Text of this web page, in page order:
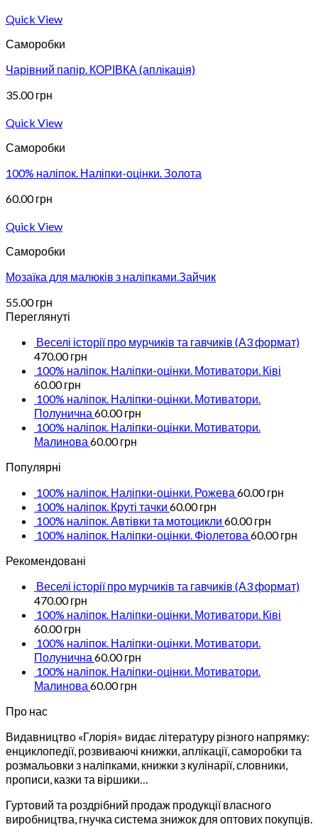
Quick View
Саморобки
Чарівний папір. КОРІВКА (аплікація)
35.00грн
Quick View
Саморобки
100% наліпок. Наліпки-оцінки. Золота
60.00грн
Quick View
Саморобки
Мозаїка для малюків з наліпками.Зайчик
55.00грн
Переглянуті
Веселі історії про мурчиків та гавчиків (А3 формат)
470.00грн
100% наліпок. Наліпки-оцінки. Мотиватори. Ківі
60.00грн
100% наліпок. Наліпки-оцінки. Мотиватори.
Полунична 60.00грн
100% наліпок. Наліпки-оцінки. Мотиватори.
Малинова 60.00грн
Популярні
100% наліпок. Наліпки-оцінки. Рожева 60.00грн
100% наліпок. Круті тачки 60.00грн
100% наліпок. Автівки та мотоцикли 60.00грн
100% наліпок. Наліпки-оцінки. Фіолетова 60.00грн
Рекомендовані
Веселі історії про мурчиків та гавчиків (А3 формат)
470.00грн
100% наліпок. Наліпки-оцінки. Мотиватори. Ківі
60.00грн
100% наліпок. Наліпки-оцінки. Мотиватори.
Полунична 60.00грн
100% наліпок. Наліпки-оцінки. Мотиватори.
Малинова 60.00грн
Про нас
Видавництво «Глорія» видає літературу різного напрямку:
енциклопедії, розвиваючі книжки, аплікації, саморобки та
розмальовки з наліпками, книжки з кулінарії, словники,
прописи, казки та віршики…
Гуртовий та роздрібний продаж продукції власного
виробництва, гнучка система знижок для оптових покупців.